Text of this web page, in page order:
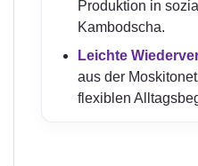
Produktion in
Kambodscha.
Leichte
aus der
flexiblen